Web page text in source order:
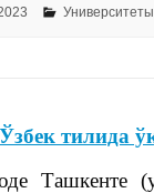
Университеты
Ўзбек тилида
Ташкенте